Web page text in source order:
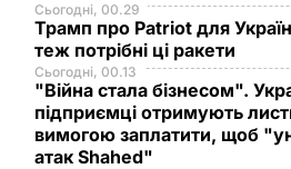
Сьогодні, 00.29
Трамп про Patriot для
теж потрібні ці ракети
Сьогодні, 00.13
"Війна стала бізнесом".
підприємці отримують
вимогою заплатити, щоб
атак Shahed"